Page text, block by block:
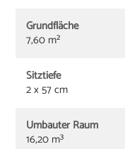
Grundfläche
7,60 m²
Sitztiefe
2 x 57 cm
Umbauter Raum
16,20 m³